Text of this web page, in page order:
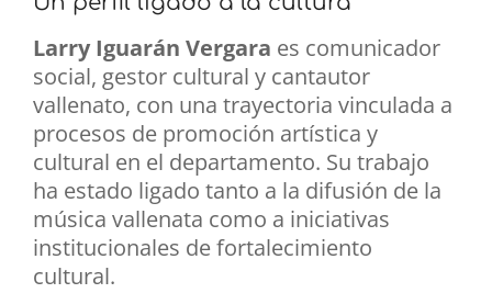
Larry Iguarán Vergara es comunicador
social, gestor cultural y cantautor
vallenato, con una trayectoria vinculada a
procesos de promoción artística y
cultural en el departamento. Su trabajo
ha estado ligado tanto a la difusión de la
música vallenata como a iniciativas
institucionales de fortalecimiento
cultural.